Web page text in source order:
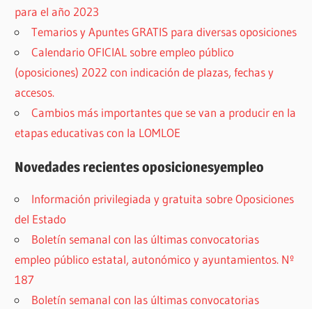
para el año 2023
Temarios y Apuntes GRATIS para diversas oposiciones
Calendario OFICIAL sobre empleo público
(oposiciones) 2022 con indicación de plazas, fechas y
accesos.
Cambios más importantes que se van a producir en la
etapas educativas con la LOMLOE
Novedades recientes oposicionesyempleo
Información privilegiada y gratuita sobre Oposiciones
del Estado
Boletín semanal con las últimas convocatorias
empleo público estatal, autonómico y ayuntamientos. Nº
187
Boletín semanal con las últimas convocatorias